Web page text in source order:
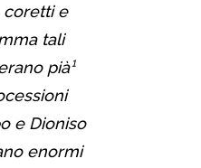
coretti e
tali
pià¹
e Dioniso
enormi